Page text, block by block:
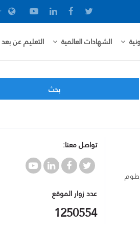
Ar
الشهادات العالمية التعليم عن بعد
بحث
تواصل معنا:
عدد زوار الموقع
1250554